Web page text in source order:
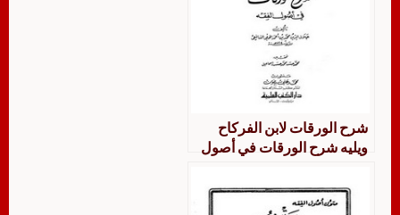
شرح الورقات لابن الفركاح
ويليه شرح الورقات في أصول